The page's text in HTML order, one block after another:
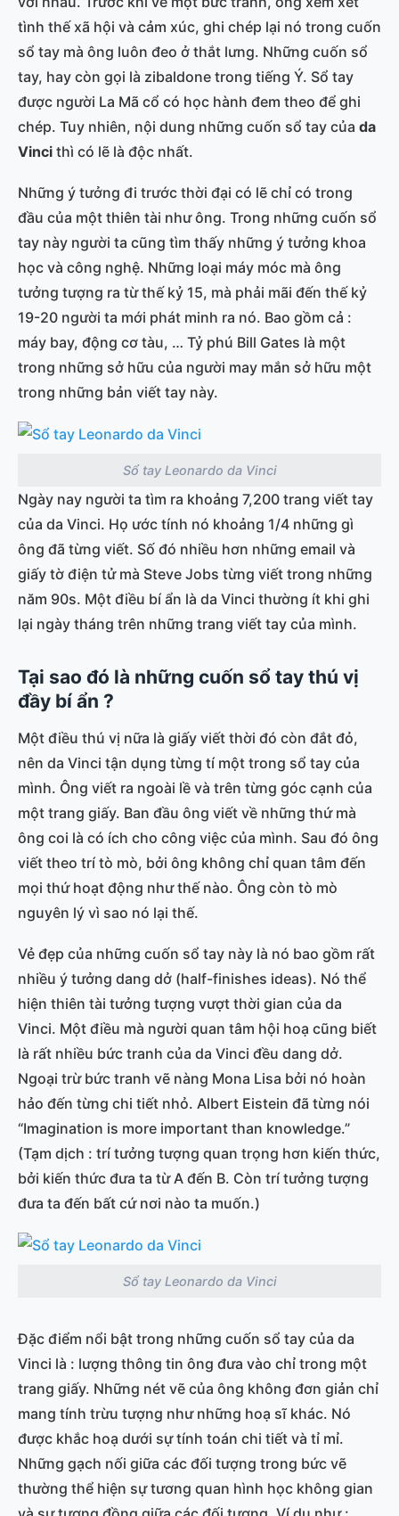
tình thế xã hội và cảm xúc, ghi chép lại nó trong cuốn
sổ tay mà ông luôn đeo ở thắt lưng. Những cuốn sổ
tay, hay còn gọi là zibaldone trong tiếng Ý. Sổ tay
được người La Mã cổ có học hành đem theo để ghi
chép. Tuy nhiên, nội dung những cuốn sổ tay của da
Vinci thì có lẽ là độc nhất.
Những ý tưởng đi trước thời đại có lẽ chỉ có trong
đầu của một thiên tài như ông. Trong những cuốn sổ
tay này người ta cũng tìm thấy những ý tưởng khoa
học và công nghệ. Những loại máy móc mà ông
tưởng tượng ra từ thế kỷ 15, mà phải mãi đến thế kỷ
19-20 người ta mới phát minh ra nó. Bao gồm cả :
máy bay, động cơ tàu, … Tỷ phú Bill Gates là một
trong những sở hữu của người may mắn sở hữu một
trong những bản viết tay này.
Sổ tay Leonardo da Vinci
Ngày nay người ta tìm ra khoảng 7,200 trang viết tay
của da Vinci. Họ ước tính nó khoảng 1/4 những gì
ông đã từng viết. Số đó nhiều hơn những email và
giấy tờ điện tử mà Steve Jobs từng viết trong những
năm 90s. Một điều bí ẩn là da Vinci thường ít khi ghi
lại ngày tháng trên những trang viết tay của mình.
Tại sao đó là những cuốn sổ tay thú vị
đầy bí ẩn ?
Một điều thú vị nữa là giấy viết thời đó còn đắt đỏ,
nên da Vinci tận dụng từng tí một trong sổ tay của
mình. Ông viết ra ngoài lề và trên từng góc cạnh của
một trang giấy. Ban đầu ông viết về những thứ mà
ông coi là có ích cho công việc của mình. Sau đó ông
viết theo trí tò mò, bởi ông không chỉ quan tâm đến
mọi thứ hoạt động như thế nào. Ông còn tò mò
nguyên lý vì sao nó lại thế.
Vẻ đẹp của những cuốn sổ tay này là nó bao gồm rất
nhiều ý tưởng dang dở (half-finishes ideas). Nó thể
hiện thiên tài tưởng tượng vượt thời gian của da
Vinci. Một điều mà người quan tâm hội hoạ cũng biết
là rất nhiều bức tranh của da Vinci đều dang dở.
Ngoại trừ bức tranh vẽ nàng Mona Lisa bởi nó hoàn
hảo đến từng chi tiết nhỏ. Albert Eistein đã từng nói
“Imagination is more important than knowledge.”
(Tạm dịch : trí tưởng tượng quan trọng hơn kiến thức,
bởi kiến thức đưa ta từ A đến B. Còn trí tưởng tượng
đưa ta đến bất cứ nơi nào ta muốn.)
Sổ tay Leonardo da Vinci
Đặc điểm nổi bật trong những cuốn sổ tay của da
Vinci là : lượng thông tin ông đưa vào chỉ trong một
trang giấy. Những nét vẽ của ông không đơn giản chỉ
mang tính trừu tượng như những hoạ sĩ khác. Nó
được khắc hoạ dưới sự tính toán chi tiết và tỉ mỉ.
Những gạch nối giữa các đối tượng trong bức vẽ
thường thể hiện sự tương quan hình học không gian